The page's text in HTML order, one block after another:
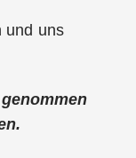
und uns